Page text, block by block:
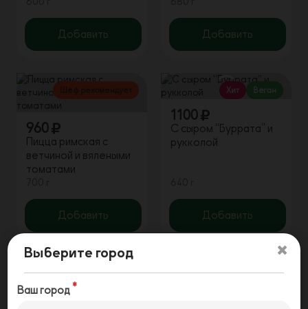
Добавить Добавить
960
Пицца римская с
ветчиной и вялеными
томатами
Добавить
Шеф рекомендует
1100
С сыром “Буррата” и
рукколой
Добавить
Хит Веган
Выберите город
Ваш город